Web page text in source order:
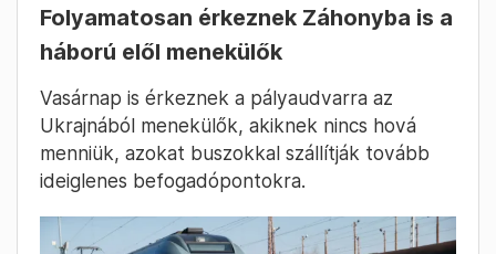
Folyamatosan érkeznek Záhonyba is a
háború elől menekülők
Vasárnap is érkeznek a pályaudvarra az
Ukrajnából menekülők, akiknek nincs hová
menniük, azokat buszokkal szállítják tovább
ideiglenes befogadópontokra.